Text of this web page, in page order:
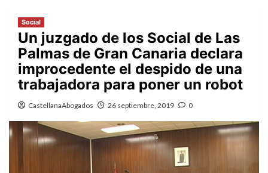
Social
Un juzgado de los Social de Las
Palmas de Gran Canaria declara
improcedente el despido de una
trabajadora para poner un robot
CastellanaAbogados 26 septiembre, 2019 0